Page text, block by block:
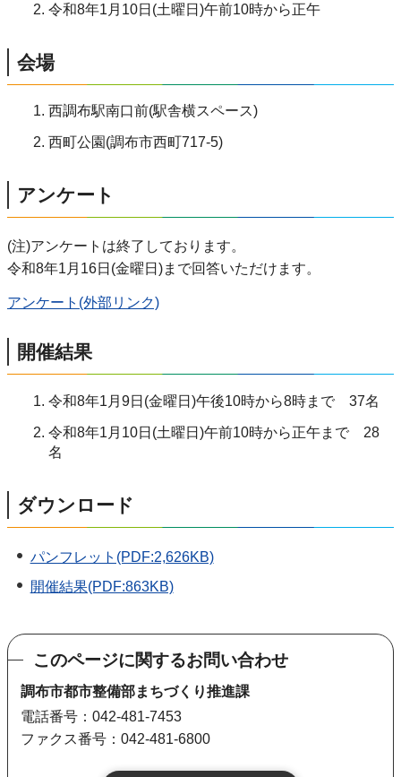
令和8年1月10日(土曜日)午前10時から正午
会場
西調布駅南口前(駅舎横スペース)
西町公園(調布市西町717-5)
アンケート
(注)アンケートは終了しております。
令和8年1月16日(金曜日)まで回答いただけます。
アンケート(外部リンク)
開催結果
令和8年1月9日(金曜日)午後10時から8時まで 37名
令和8年1月10日(土曜日)午前10時から正午まで 28
名
ダウンロード
パンフレット(PDF:2,626KB)
開催結果(PDF:863KB)
このページに関するお問い合わせ
調布市都市整備部まちづくり推進課
電話番号：042-481-7453
ファクス番号：042-481-6800